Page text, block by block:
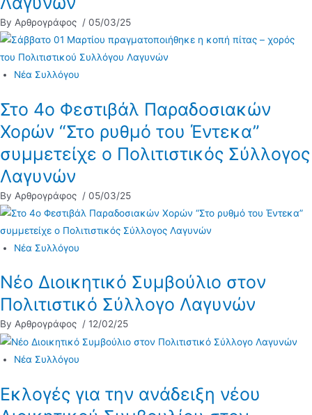
By Αρθρογράφος / 05/03/25
Νέα Συλλόγου
Στο 4ο Φεστιβάλ Παραδοσιακών
Χορών “Στο ρυθμό του Έντεκα”
συμμετείχε ο Πολιτιστικός Σύλλογος
Λαγυνών
By Αρθρογράφος / 05/03/25
Νέα Συλλόγου
Νέο Διοικητικό Συμβούλιο στον
Πολιτιστικό Σύλλογο Λαγυνών
By Αρθρογράφος / 12/02/25
Νέα Συλλόγου
Εκλογές για την ανάδειξη νέου